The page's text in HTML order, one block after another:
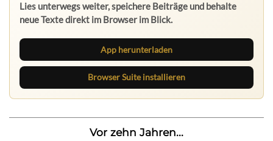
Lies unterwegs weiter, speichere Beiträge und behalte
neue Texte direkt im Browser im Blick.
App herunterladen
Browser Suite installieren
Vor zehn Jahren...